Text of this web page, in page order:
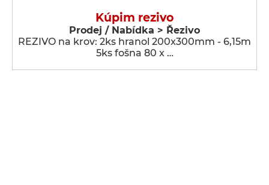
Kúpim rezivo
Prodej / Nabídka > Řezivo
REZIVO na krov: 2ks hranol 200x300mm - 6,15m
5ks fošna 80 x …